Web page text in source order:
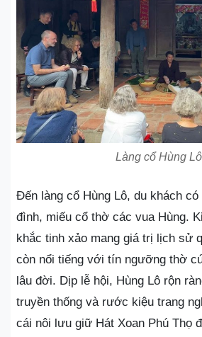
Làng cổ Hùng Lô
Đến làng cổ Hùng Lô, du khách có
đình, miếu cổ thờ các vua Hùng.
khắc tinh xảo mang giá trị lịch sử
còn nổi tiếng với tín ngưỡng thờ
lâu đời. Dịp lễ hội, Hùng Lô rộn
truyền thống và rước kiệu trang
cái nôi lưu giữ Hát Xoan Phú Thọ